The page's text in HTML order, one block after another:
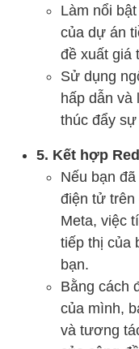
Làm nổi
của dự án
đề xuất giá
Sử dụng
hấp dẫn và
thúc đẩy
5. Kết hợp
Nếu bạn
điện tử trên
Meta, việc
tiếp thị của
bạn.
Bằng cách
của mình,
và tương